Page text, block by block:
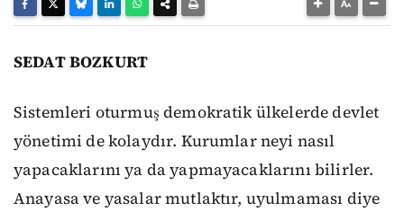
SEDAT BOZKURT
Sistemleri oturmuş demokratik ülkelerde devlet
yönetimi de kolaydır. Kurumlar neyi nasıl
yapacaklarını ya da yapmayacaklarını bilirler.
Anayasa ve yasalar mutlaktır, uyulmaması diye